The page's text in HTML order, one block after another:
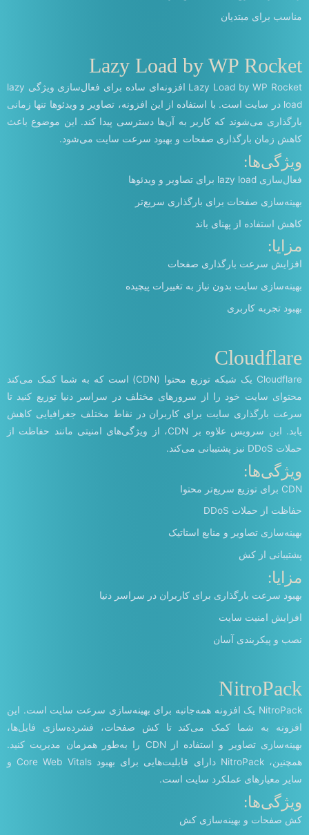
مناسب برای مبتدیان
Lazy Load by WP Rocket
Lazy Load by WP Rocket افزونه‌ای ساده برای فعال‌سازی ویژگی lazy
load در سایت است. با استفاده از این افزونه، تصاویر و ویدئوها تنها زمانی
بارگذاری می‌شوند که کاربر به آن‌ها دسترسی پیدا کند. این موضوع باعث
کاهش زمان بارگذاری صفحات و بهبود سرعت سایت می‌شود.
ویژگی‌ها:
فعال‌سازی lazy load برای تصاویر و ویدئوها
بهینه‌سازی صفحات برای بارگذاری سریع‌تر
کاهش استفاده از پهنای باند
مزایا:
افزایش سرعت بارگذاری صفحات
بهینه‌سازی سایت بدون نیاز به تغییرات پیچیده
بهبود تجربه کاربری
Cloudflare
Cloudflare یک شبکه توزیع محتوا (CDN) است که به شما کمک می‌کند
محتوای سایت خود را از سرورهای مختلف در سراسر دنیا توزیع کنید تا
سرعت بارگذاری سایت برای کاربران در نقاط مختلف جغرافیایی کاهش
یابد. این سرویس علاوه بر CDN، از ویژگی‌های امنیتی مانند حفاظت از
حملات DDoS نیز پشتیبانی می‌کند.
ویژگی‌ها:
CDN برای توزیع سریع‌تر محتوا
حفاظت از حملات DDoS
بهینه‌سازی تصاویر و منابع استاتیک
پشتیبانی از کش
مزایا:
بهبود سرعت بارگذاری برای کاربران در سراسر دنیا
افزایش امنیت سایت
نصب و پیکربندی آسان
NitroPack
NitroPack یک افزونه همه‌جانبه برای بهینه‌سازی سرعت سایت است. این
افزونه به شما کمک می‌کند تا کش صفحات، فشرده‌سازی فایل‌ها،
بهینه‌سازی تصاویر و استفاده از CDN را به‌طور همزمان مدیریت کنید.
همچنین، NitroPack دارای قابلیت‌هایی برای بهبود Core Web Vitals و
سایر معیارهای عملکرد سایت است.
ویژگی‌ها:
کش صفحات و بهینه‌سازی کش